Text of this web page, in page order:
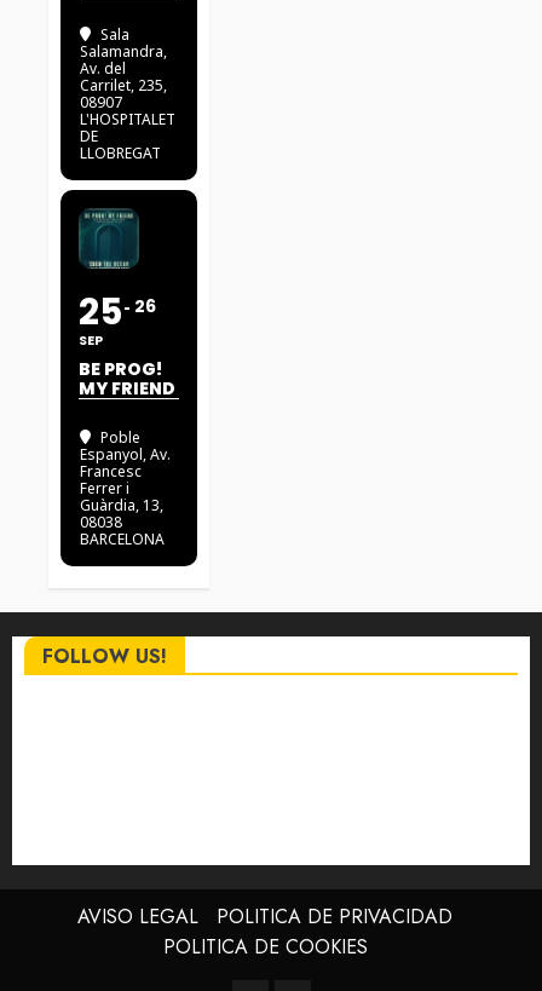
Sala
Salamandra,
Av. del
Carrilet, 235,
08907
L'HOSPITALET
DE
LLOBREGAT
25
SEP
26
BE PROG!
MY FRIEND
Poble
Espanyol, Av.
Francesc
Ferrer i
Guàrdia, 13,
08038
BARCELONA
FOLLOW US!
AVISO LEGAL
POLITICA DE PRIVACIDAD
POLITICA DE COOKIES